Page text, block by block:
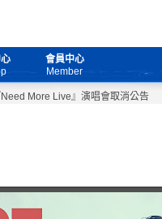
會員中心
Member
More Live』演唱會取消公告